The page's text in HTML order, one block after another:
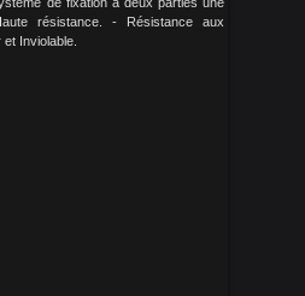
résistance. - Résistance aux
Inviolable.